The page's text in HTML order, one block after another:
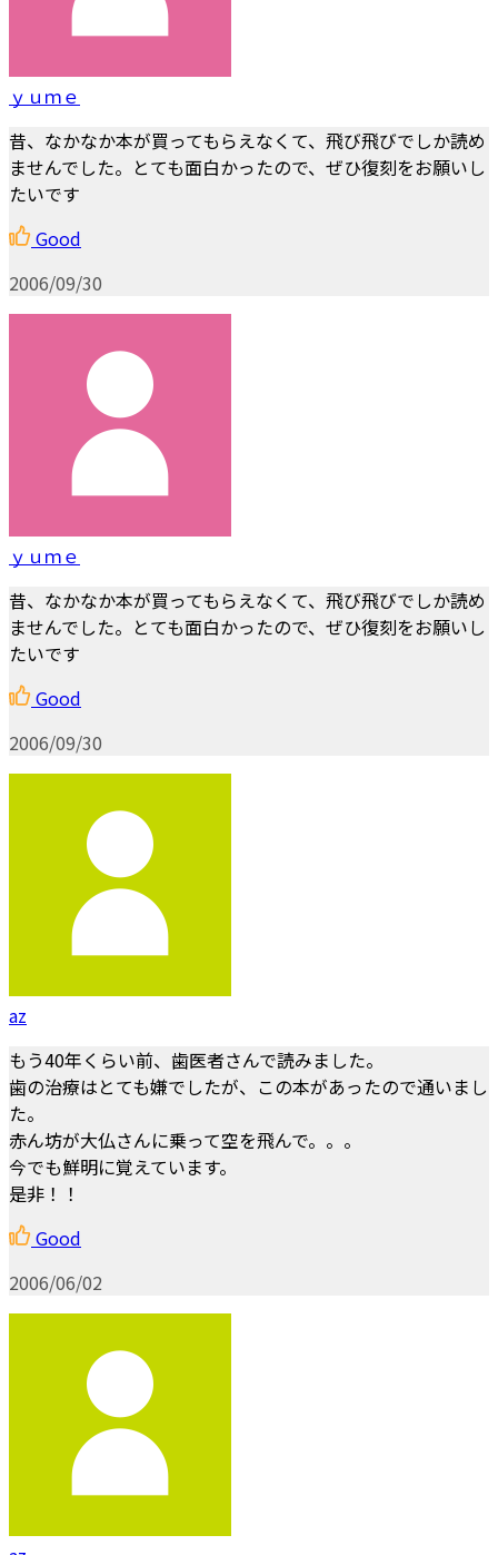
ｙｕｍｅ
昔、なかなか本が買ってもらえなくて、飛び飛びでしか読め
ませんでした。とても面白かったので、ぜひ復刻をお願いし
たいです
Good
2006/09/30
ｙｕｍｅ
昔、なかなか本が買ってもらえなくて、飛び飛びでしか読め
ませんでした。とても面白かったので、ぜひ復刻をお願いし
たいです
Good
2006/09/30
az
もう40年くらい前、歯医者さんで読みました。
歯の治療はとても嫌でしたが、この本があったので通いまし
た。
赤ん坊が大仏さんに乗って空を飛んで。。。
今でも鮮明に覚えています。
是非！！
Good
2006/06/02